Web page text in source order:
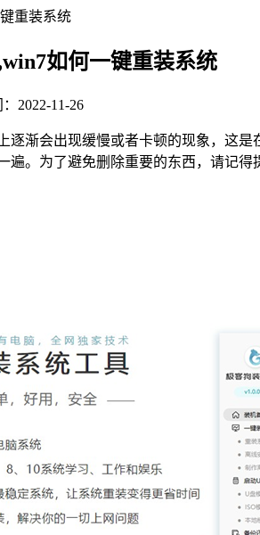
重装系统
如何一键重装系统
：2022-11-26
逐渐会出现缓慢或者卡顿的现象，这
遍。为了避免删除重要的东西，请记